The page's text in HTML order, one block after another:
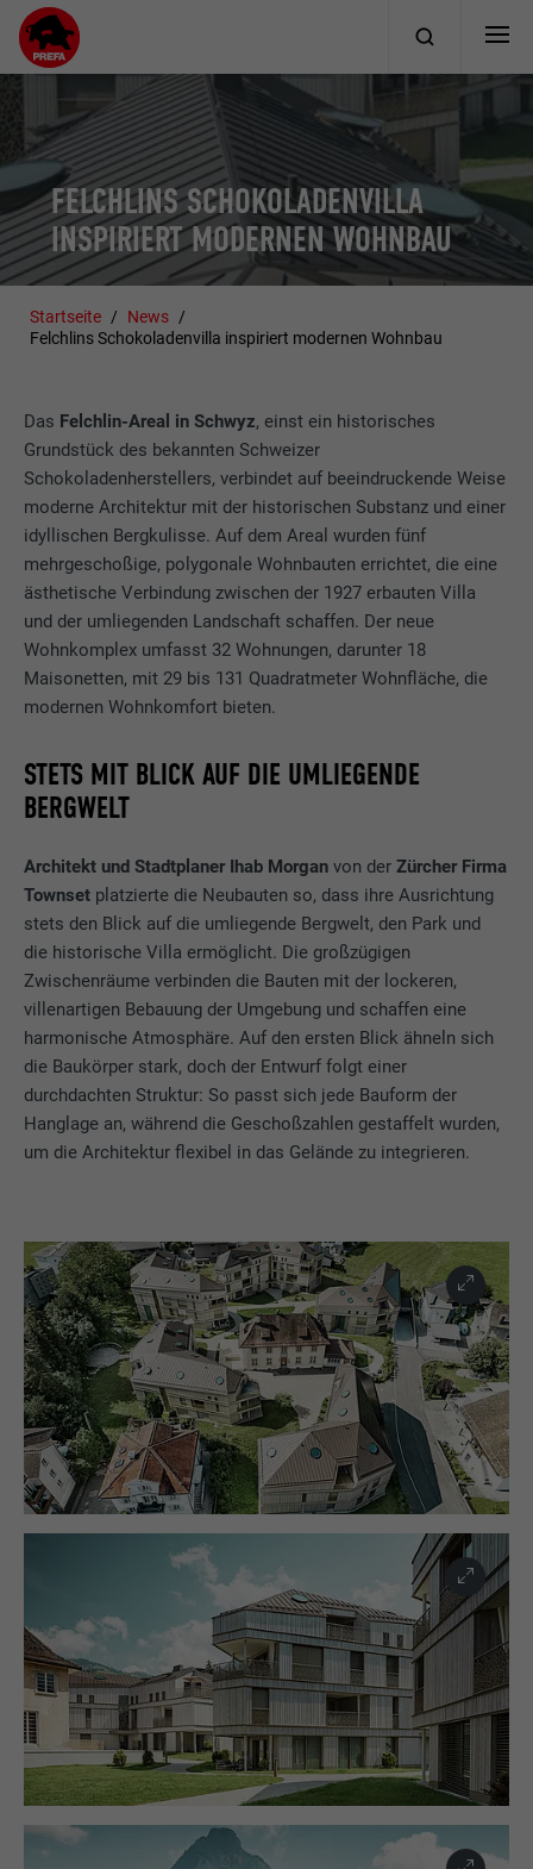
FELCHLINS SCHOKOLADENVILLA
INSPIRIERT MODERNEN WOHNBAU
Startseite
News
Felchlins Schokoladenvilla inspiriert modernen Wohnbau
Das Felchlin-Areal in Schwyz, einst ein historisches
Grundstück des bekannten Schweizer
Schokoladenherstellers, verbindet auf beeindruckende Weise
moderne Architektur mit der historischen Substanz und einer
idyllischen Bergkulisse. Auf dem Areal wurden fünf
mehrgeschoßige, polygonale Wohnbauten errichtet, die eine
ästhetische Verbindung zwischen der 1927 erbauten Villa
und der umliegenden Landschaft schaffen. Der neue
Wohnkomplex umfasst 32 Wohnungen, darunter 18
Maisonetten, mit 29 bis 131 Quadratmeter Wohnfläche, die
modernen Wohnkomfort bieten.
STETS MIT BLICK AUF DIE UMLIEGENDE
BERGWELT
Architekt und Stadtplaner Ihab Morgan von derZürcher Firma
Townset platzierte die Neubauten so, dass ihre Ausrichtung
stets den Blick auf die umliegende Bergwelt, den Park und
die historische Villa ermöglicht. Die großzügigen
Zwischenräume verbinden die Bauten mit der lockeren,
villenartigen Bebauung der Umgebung und schaffen eine
harmonische Atmosphäre. Auf den ersten Blick ähneln sich
die Baukörper stark, doch der Entwurf folgt einer
durchdachten Struktur: So passt sich jede Bauform der
Hanglage an, während die Geschoßzahlen gestaffelt wurden,
um die Architektur flexibel in das Gelände zu integrieren.